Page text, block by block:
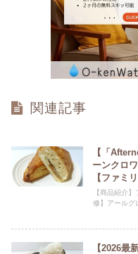
関連記事
【「
ーンクロ
【ファミ
【商品紹介
修】アールグ
【2026